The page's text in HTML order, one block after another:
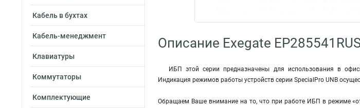
Кабель в бухтах
Кабель-менеджмент
Клавиатуры
Коммутаторы
Комплектующие
Описание Exegate
ИБП этой серии предназначены для использования в
Индикация режимов работы устройств серии SpecialPro UNB
Обращаем Ваше внимание на то, что при работе ИБП в режиме